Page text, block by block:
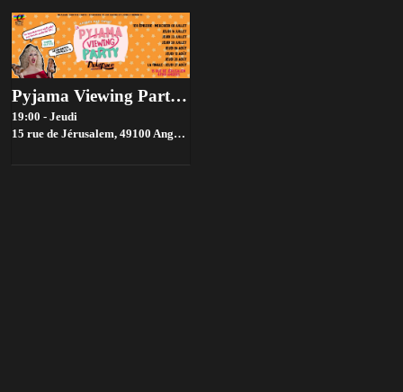
Pyjama Viewing Party : Drag Race France 🪩​
19:00 - Jeudi
15 rue de Jérusalem, 49100 Angers, France,